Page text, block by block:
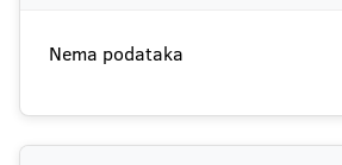
Nema podataka